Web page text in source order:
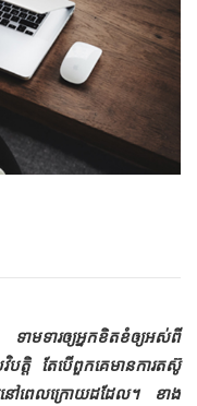
មទារឲ្យអ្នកខិតខំឲ្យអស់ពី
ត្តិ តែបើពួកគេមានការតស៊ូ
ៅពេលក្រោយដដែល។ ខាង